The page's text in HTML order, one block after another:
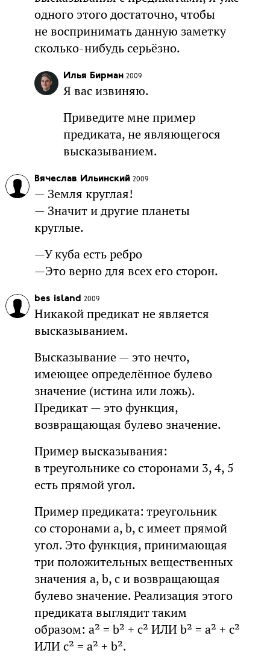
одного этого достаточно, чтобы
не воспринимать данную заметку
сколько-нибудь серьёзно.
Илья Бирман 2009
Я вас извиняю.
Приведите мне пример
предиката, не являющегося
высказыванием.
Вячеслав Ильинский 2009
— Земля круглая!
— Значит и другие планеты
круглые.
—У куба есть ребро
—Это верно для всех его сторон.
bes island 2009
Никакой предикат не является
высказыванием.
Высказывание — это нечто,
имеющее определённое булево
значение (истина или ложь).
Предикат — это функция,
возвращающая булево значение.
Пример высказывания:
в треугольнике со сторонами 3, 4, 5
есть прямой угол.
Пример предиката: треугольник
со сторонами a, b, c имеет прямой
угол. Это функция, принимающая
три положительных вещественных
значения a, b, c и возвращающая
булево значение. Реализация этого
предиката выглядит таким
образом: a² = b² + c² ИЛИ b² = a² + c²
ИЛИ c² = a² + b².